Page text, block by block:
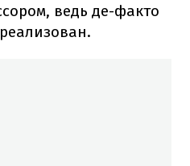
ведь де-факто